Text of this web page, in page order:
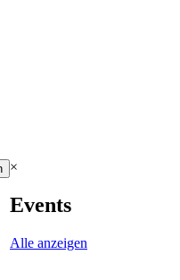
×
Events
Alle anzeigen